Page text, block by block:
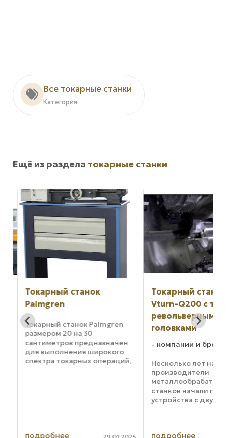
Все токарные станки
Категория
Ещё из раздела токарные станки
Токарный станок
Palmgren
Токарный станок Palmgren
размером 20 на 30
сантиметров предназначен
для выполнения широкого
спектра токарных операций,
подробнее
Токарный
Vturn-Q200 с
револьверными
головками
компании и
Несколько лет
производители
станков начали
устройства с двумя
деталей. Сегодня
подробнее